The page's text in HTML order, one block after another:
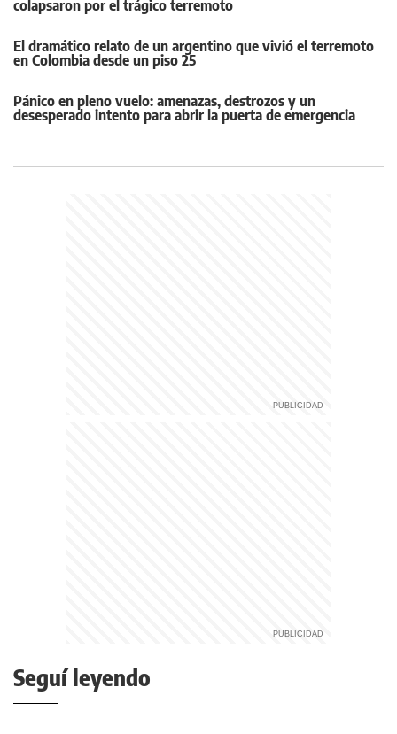
colapsaron por el trágico terremoto
El dramático relato de un argentino que vivió el terremoto
en Colombia desde un piso 25
Pánico en pleno vuelo: amenazas, destrozos y un
desesperado intento para abrir la puerta de emergencia
Seguí leyendo